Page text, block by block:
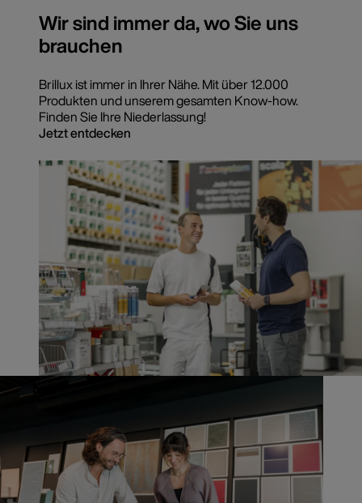
Wir sind immer da, wo Sie uns
brauchen
Brillux ist immer in Ihrer Nähe. Mit über 12.000
Produkten und unserem gesamten Know-how.
Finden Sie Ihre Niederlassung!
Jetzt entdecken